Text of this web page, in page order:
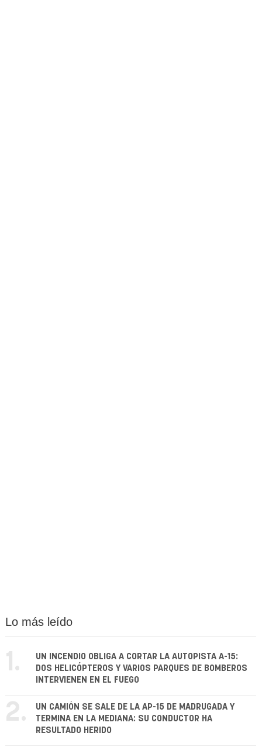
Lo más leído
1.
UN INCENDIO OBLIGA A CORTAR LA AUTOPISTA A-15:
DOS HELICÓPTEROS Y VARIOS PARQUES DE BOMBEROS
INTERVIENEN EN EL FUEGO
2.
UN CAMIÓN SE SALE DE LA AP-15 DE MADRUGADA Y
TERMINA EN LA MEDIANA: SU CONDUCTOR HA
RESULTADO HERIDO